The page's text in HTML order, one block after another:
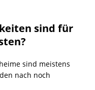
sind für
sind meistens
nach noch